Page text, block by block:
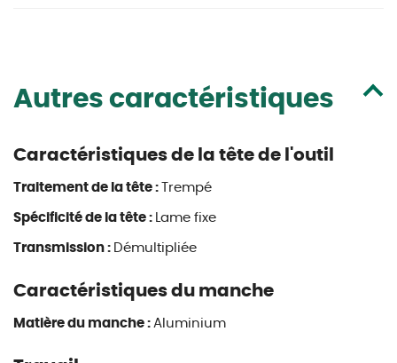
Autres caractéristiques
Caractéristiques de la tête de l'outil
Traitement de la tête : Trempé
Spécificité de la tête : Lame fixe
Transmission : Démultipliée
Caractéristiques du manche
Matière du manche : Aluminium